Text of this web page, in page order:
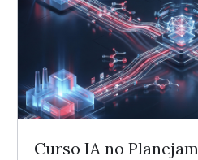
Curso IA no